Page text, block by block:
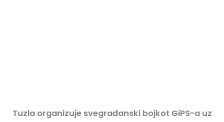
Tuzla organizuje svegrađanski bojkot GiPS-a uz